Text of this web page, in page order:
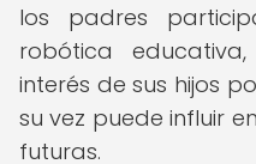
los padres
robótica
interés de sus hijos
su vez puede influir
futuras.